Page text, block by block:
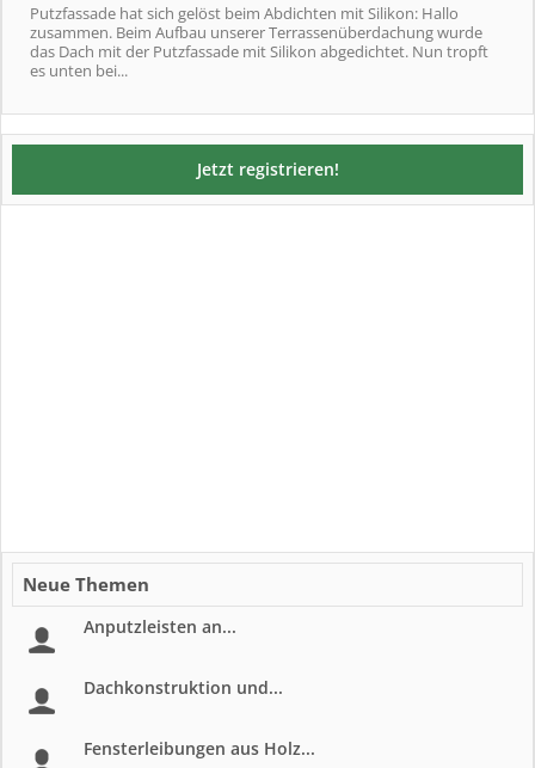
Putzfassade hat sich gelöst beim Abdichten mit Silikon: Hallo
zusammen. Beim Aufbau unserer Terrassenüberdachung wurde
das Dach mit der Putzfassade mit Silikon abgedichtet. Nun tropft
es unten bei...
Jetzt registrieren!
Neue Themen
Anputzleisten an...
Dachkonstruktion und...
Fensterleibungen aus Holz...